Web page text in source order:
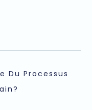
Du Processus